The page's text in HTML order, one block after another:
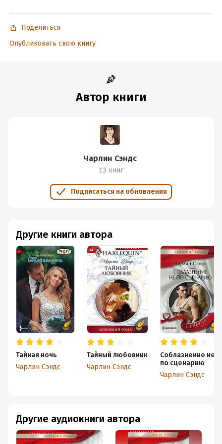
Поделиться
Опубликовать свою книгу
Автор книги
Чарлин Сэндс
13 книг
Подписаться на обновления
Другие книги автора
Тайная ночь
Чарлин Сэндс
Тайный любовник
Чарлин Сэндс
Соблазнение не
по сценарию
Чарлин Сэндс
Другие аудиокниги автора